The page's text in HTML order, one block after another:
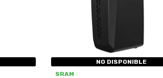
NO DISPONIBLE
SRAM